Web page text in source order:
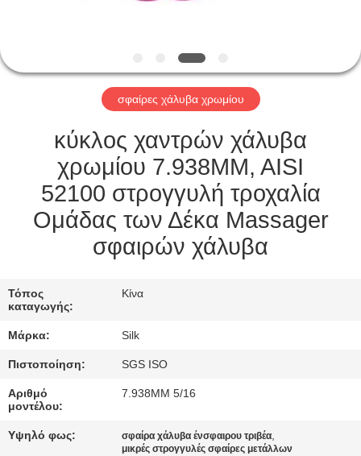
ΜΑΣ
ΕΛΆΤΕ
ΕΠΑΦΉ
ΕΙΔΉΣΕΙΣ
ΠΕΡΙΠΤΏΣΕΙΣ
ΖΗΤΉΣΤΕ
ΈΝΑ
ΑΠΌΣΠΑΣΜΑ
SITEMAP
σφαίρες χάλυβα χρωμίου
κύκλος χαντρών χάλυβα
χρωμίου 7.938MM, AISI
52100 στρογγυλή τροχαλία
Ομάδας των Δέκα Massager
σφαιρών χάλυβα
Τόπος
καταγωγής:
Κίνα
Μάρκα: Silk
Πιστοποίηση: SGS ISO
Αριθμό
μοντέλου:
7.938MM 5/16
Υψηλό φως: σφαίρα χάλυβα ένσφαιρου τριβέα,
μικρές στρογγυλές σφαίρες μετάλλων